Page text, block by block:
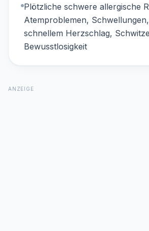
Plötzliche schwere allergische
Atemproblemen,
schnellem Herzschlag,
Bewusstlosigkeit
ANZEIGE